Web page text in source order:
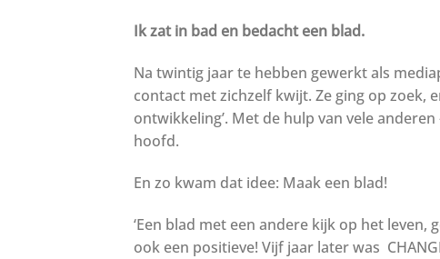
Ik zat in bad en bedacht een blad.
Na twintig jaar te hebben gewerkt als
contact met zichzelf kwijt. Ze ging op zoek,
ontwikkeling’. Met de hulp van vele
hoofd.
En zo kwam dat idee: Maak een blad!
‘Een blad met een andere kijk op het
ook een positieve! Vijf jaar later was